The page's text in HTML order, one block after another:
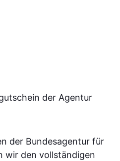
der Agentur
der Bundesagentur für
wir den vollständigen